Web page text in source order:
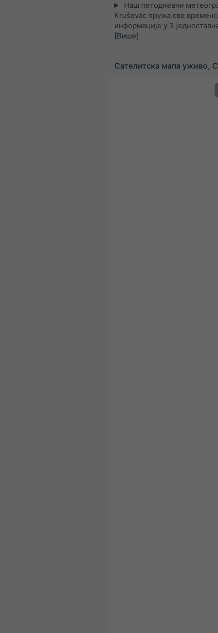
Наш петодневни
Kruševac пружа све
информације у 3
[Више]
Сателитска мапа уживо,